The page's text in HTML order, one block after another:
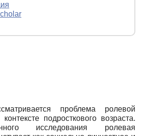
проблема ролевой
подросткового возраста.
исследования ролевая